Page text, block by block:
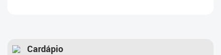
Cardápio